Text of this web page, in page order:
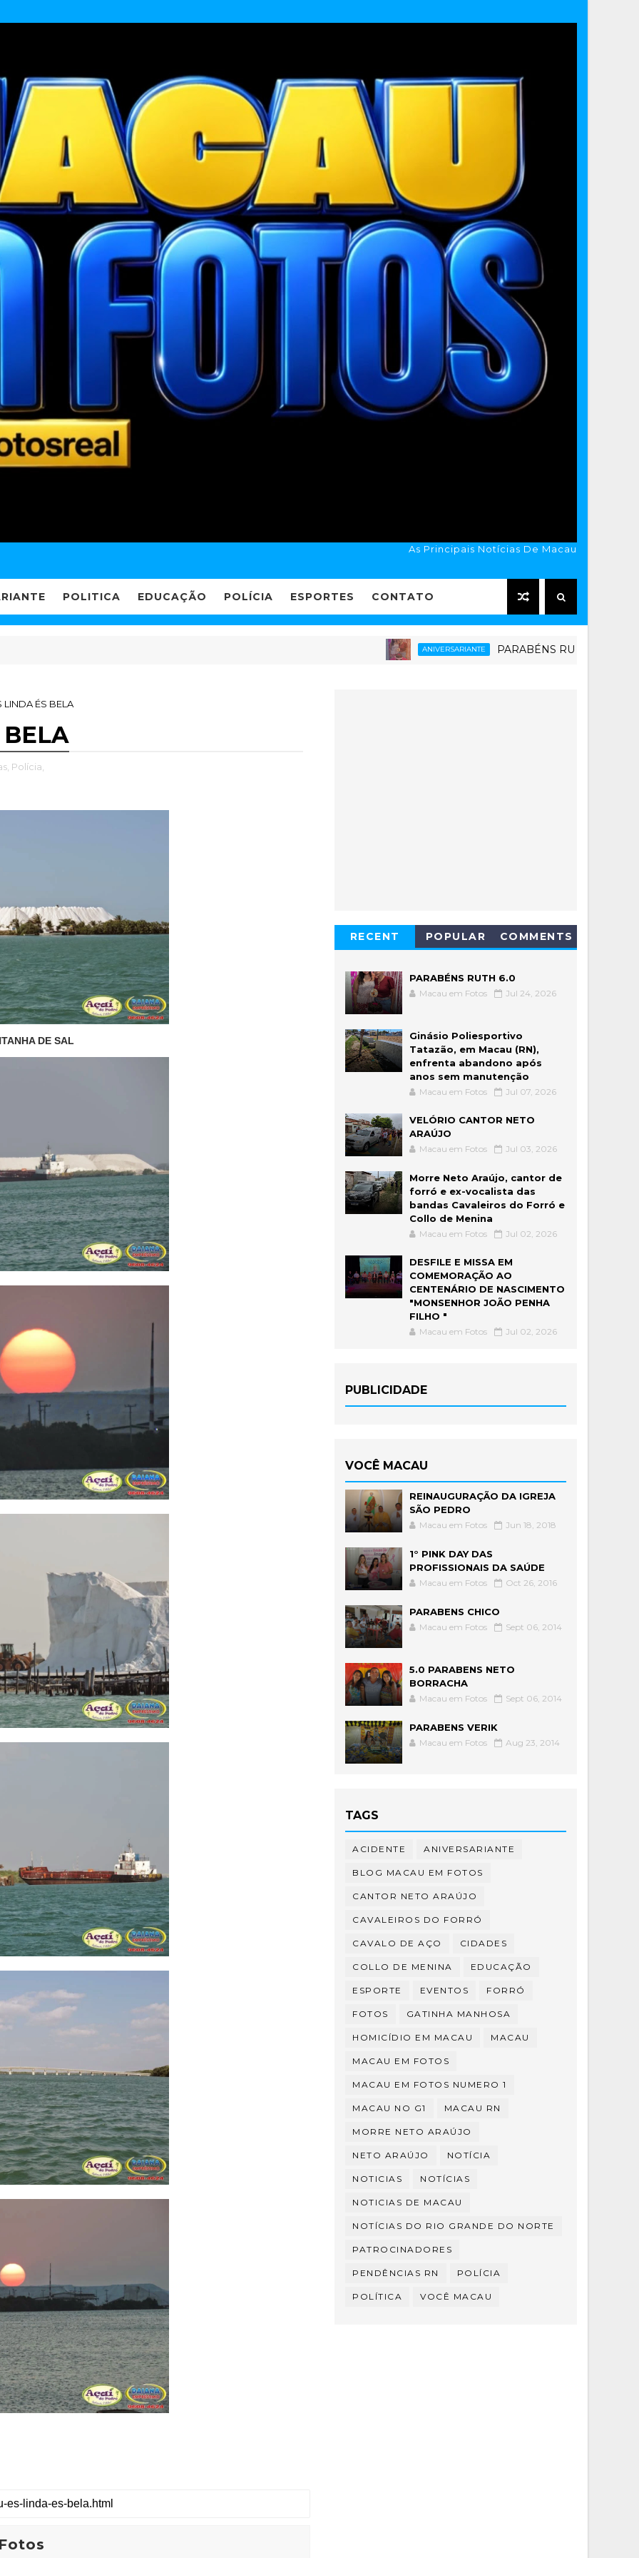
As Principais Notícias De Macau
POLITICA EDUCAÇÃO POLÍCIA ESPORTES CONTATO
ANIVERSARIANTE PARABÉNS RUTH 6.0
LINDA ÉS BELA
Polícia,
DE SAL
RECENT POPULAR COMMENTS
PARABÉNS RUTH 6.0
Macau em Fotos Jul 24, 2026
Ginásio Poliesportivo
Tatazão, em Macau (RN),
enfrenta abandono após
anos sem manutenção
Macau em Fotos Jul 07, 2026
VELÓRIO CANTOR NETO
ARAÚJO
Macau em Fotos Jul 03, 2026
Morre Neto Araújo, cantor de
forró e ex-vocalista das
bandas Cavaleiros do Forró e
Collo de Menina
Macau em Fotos Jul 02, 2026
DESFILE E MISSA EM
COMEMORAÇÃO AO
CENTENÁRIO DE NASCIMENTO
"MONSENHOR JOÃO PENHA
FILHO "
Macau em Fotos Jul 02, 2026
PUBLICIDADE
VOCÊ MACAU
REINAUGURAÇÃO DA IGREJA
SÃO PEDRO
Macau em Fotos Jun 18, 2018
1° PINK DAY DAS
PROFISSIONAIS DA SAÚDE
Macau em Fotos Oct 26, 2016
PARABENS CHICO
Macau em Fotos Sept 06, 2014
5.0 PARABENS NETO
BORRACHA
Macau em Fotos Sept 06, 2014
PARABENS VERIK
Macau em Fotos Aug 23, 2014
TAGS
ACIDENTE ANIVERSARIANTE
BLOG MACAU EM FOTOS
CANTOR NETO ARAÚJO
CAVALEIROS DO FORRÓ
CAVALO DE AÇO CIDADES
COLLO DE MENINA EDUCAÇÃO
ESPORTE EVENTOS FORRÓ
FOTOS GATINHA MANHOSA
HOMICÍDIO EM MACAU MACAU
MACAU EM FOTOS
MACAU EM FOTOS NUMERO 1
MACAU NO G1 MACAU RN
MORRE NETO ARAÚJO
NETO ARAÚJO NOTÍCIA
NOTICIAS NOTÍCIAS
NOTICIAS DE MACAU
NOTÍCIAS DO RIO GRANDE DO NORTE
PATROCINADORES
PENDÊNCIAS RN POLÍCIA
POLÍTICA VOCÊ MACAU